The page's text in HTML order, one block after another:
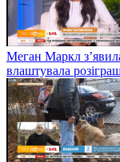
Меган Маркл
влаштувала